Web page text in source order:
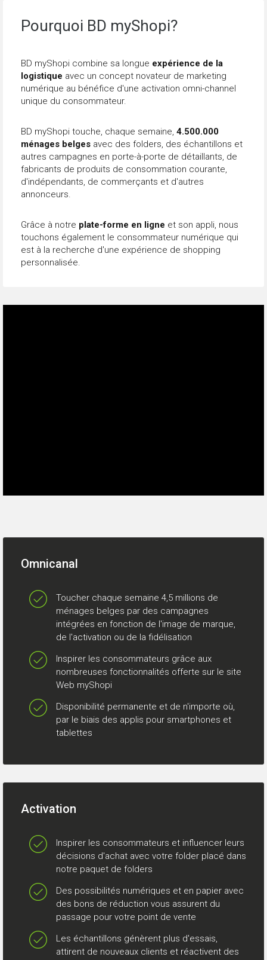
Pourquoi BD myShopi?
BD myShopi combine sa longue expérience de la
logistique avec un concept novateur de marketing
numérique au bénéfice d'une activation omni-channel
unique du consommateur.
BD myShopi touche, chaque semaine, 4.500.000
ménages belges avec des folders, des échantillons et
autres campagnes en porte-à-porte de détaillants, de
fabricants de produits de consommation courante,
d'indépendants, de commerçants et d'autres
annonceurs.
Grâce à notre plate-forme en ligne et son appli, nous
touchons également le consommateur numérique qui
est à la recherche d'une expérience de shopping
personnalisée.
Omnicanal
Toucher chaque semaine 4,5 millions de
ménages belges par des campagnes
intégrées en fonction de l'image de marque,
de l'activation ou de la fidélisation
Inspirer les consommateurs grâce aux
nombreuses fonctionnalités offerte sur le site
Web myShopi
Disponibilité permanente et de n'importe où,
par le biais des applis pour smartphones et
tablettes
Activation
Inspirer les consommateurs et influencer leurs
décisions d'achat avec votre folder placé dans
notre paquet de folders
Des possibilités numériques et en papier avec
des bons de réduction vous assurent du
passage pour votre point de vente
Les échantillons génèrent plus d'essais,
attirent de nouveaux clients et réactivent des